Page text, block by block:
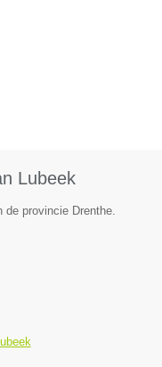
Lubeek
de provincie Drenthe.